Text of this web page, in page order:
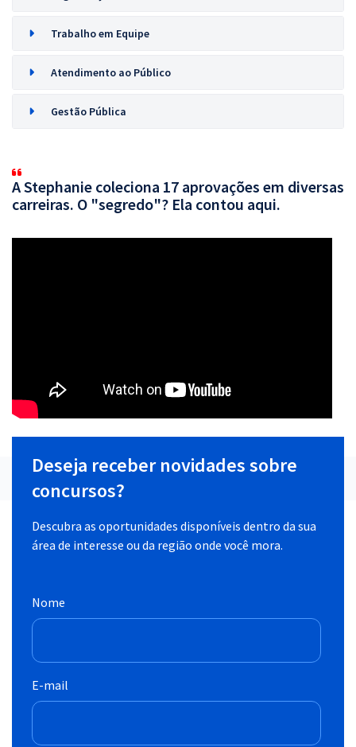
Trabalho em Equipe
Atendimento ao Público
Gestão Pública
A Stephanie coleciona 17 aprovações em diversas
carreiras. O "segredo"? Ela contou aqui.
Deseja receber novidades sobre
concursos?
Descubra as oportunidades disponíveis dentro da sua
área de interesse ou da região onde você mora.
Nome
E-mail